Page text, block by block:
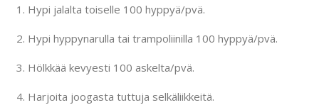
1. Hypi jalalta toiselle 100 hyppyä/pvä.
2. Hypi hyppynarulla tai trampoliinilla 100 hyppyä/pvä.
3. Hölkkää kevyesti 100 askelta/pvä.
4. Harjoita joogasta tuttuja selkäliikkeitä.